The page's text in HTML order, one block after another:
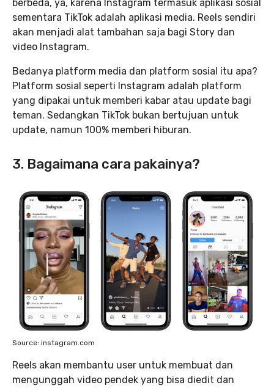
berbeda, ya, karena Instagram termasuk aplikasi sosial
sementara TikTok adalah aplikasi media. Reels sendiri
akan menjadi alat tambahan saja bagi Story dan
video Instagram.
Bedanya platform media dan platform sosial itu apa?
Platform sosial seperti Instagram adalah platform
yang dipakai untuk memberi kabar atau update bagi
teman. Sedangkan TikTok bukan bertujuan untuk
update, namun 100% memberi hiburan.
3. Bagaimana cara pakainya?
Source: instagram.com
Reels akan membantu user untuk membuat dan
mengunggah video pendek yang bisa diedit dan